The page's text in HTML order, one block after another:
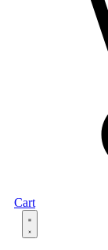
Cart